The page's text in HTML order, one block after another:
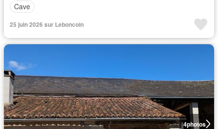
Cave
25 juin 2026 sur Leboncoin
4photos